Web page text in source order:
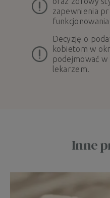
zapewnienia
Decyzję o
kobietom w
podejmować
lekarzem.
Inne